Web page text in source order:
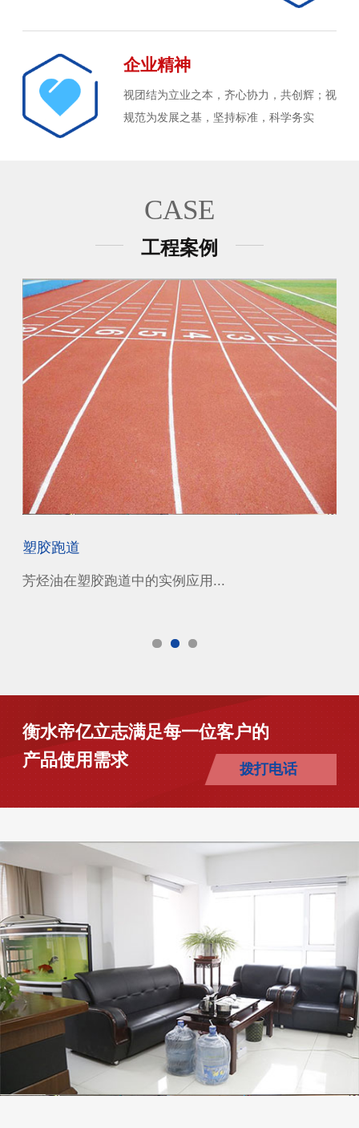
企业精神
视团结为立业之本，齐心协力，共创辉；视
规范为发展之基，坚持标准，科学务实
CASE
工程案例
塑胶跑道
芳烃油在塑胶跑道中的实例应用...
衡水帝亿立志满足每一位客户的
产品使用需求
拨打电话